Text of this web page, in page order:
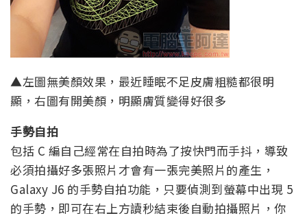
▲左圖無美顏效果，最近睡眠不足皮膚粗糙都很明
顯，右圖有開美顏，明顯膚質變得好很多
手勢自拍
包括 C 編自己經常在自拍時為了按快門而手抖，導致
必須拍攝好多張照片才會有一張完美照片的產生，
Galaxy J6 的手勢自拍功能，只要偵測到螢幕中出現 5
的手勢，即可在右上方讀秒結束後自動拍攝照片，你